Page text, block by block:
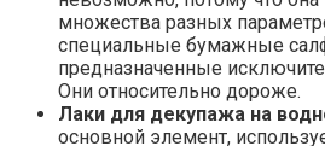
множества разных
специальные бумажные
предназначенные
Они относительно дороже.
Лаки для декупажа на
основной элемент,